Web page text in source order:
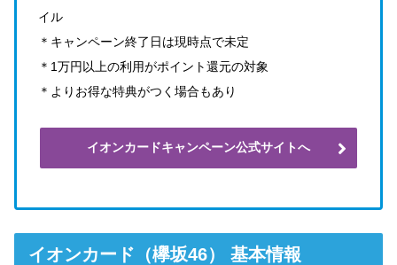
イル
＊キャンペーン終了日は現時点で未定
＊1万円以上の利用がポイント還元の対象
＊よりお得な特典がつく場合もあり
イオンカードキャンペーン公式サイトへ
イオンカード（欅坂46） 基本情報